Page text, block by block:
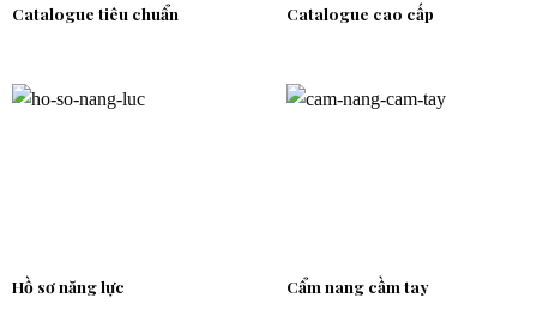
Catalogue tiêu chuẩn Catalogue cao cấp
Hồ sơ năng lực Cẩm nang cầm tay